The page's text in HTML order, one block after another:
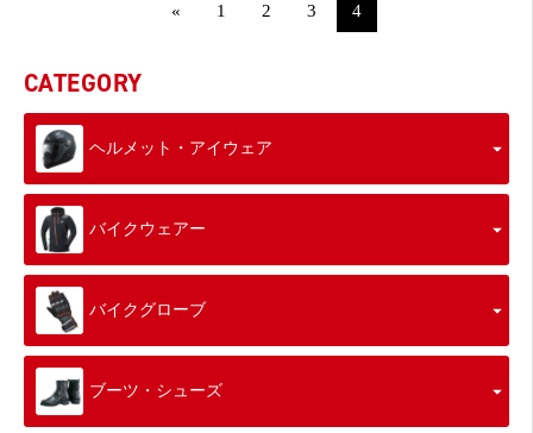
« 1 2 3 4
CATEGORY
ヘルメット・アイウェア
バイクウェアー
バイクグローブ
ブーツ・シューズ